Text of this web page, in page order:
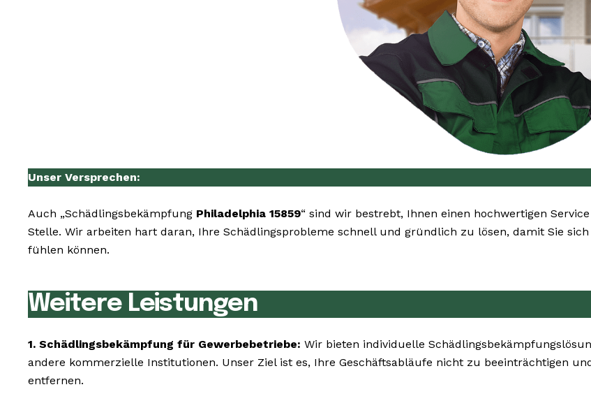
Unser Versprechen:
Auch „Schädlingsbekämpfung Philadelphia 15859“ sind wir bestrebt, Ihnen einen hochwertigen
Stelle. Wir arbeiten hart daran, Ihre Schädlingsprobleme schnell und gründlich zu lösen, damit Sie
fühlen können.
Weitere Leistungen
1. Schädlingsbekämpfung für Gewerbebetriebe: Wir bieten individuelle
andere kommerzielle Institutionen. Unser Ziel ist es, Ihre Geschäftsabläufe nicht zu beeinträchtigen
entfernen.